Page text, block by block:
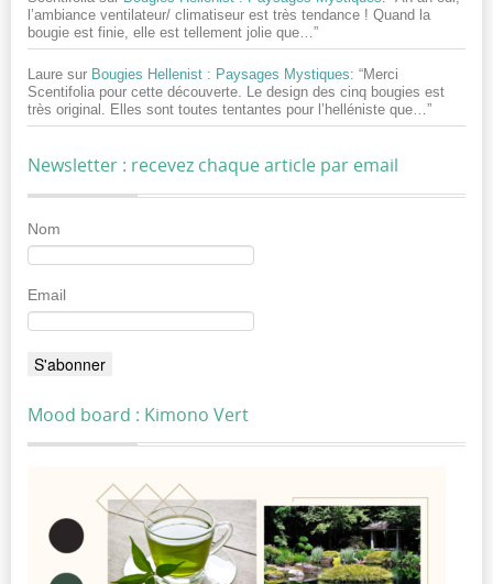
l’ambiance ventilateur/ climatiseur est très tendance ! Quand la
bougie est finie, elle est tellement jolie que…”
Laure sur Bougies Hellenist : Paysages Mystiques: “Merci
Scentifolia pour cette découverte. Le design des cinq bougies est
très original. Elles sont toutes tentantes pour l’helléniste que…”
Newsletter : recevez chaque article par email
Nom
Email
Mood board : Kimono Vert